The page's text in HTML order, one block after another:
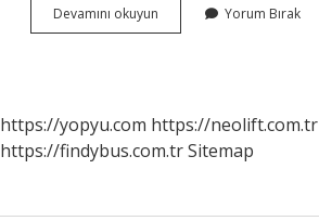
Devamını okuyun
Taraflı
Yorum Bırak
https://yopyu.com https://neolift.com.tr
https://findybus.com.trSitemap